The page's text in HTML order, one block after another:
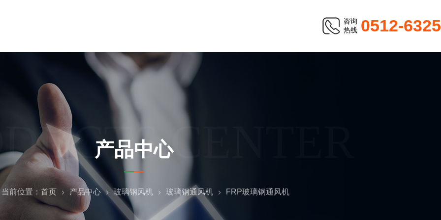
咨询
热线 0512-
CENTER
产品中心
当前位置： 首页 产品中心 玻璃钢风机 玻璃钢通风机 FRP玻璃钢通风机